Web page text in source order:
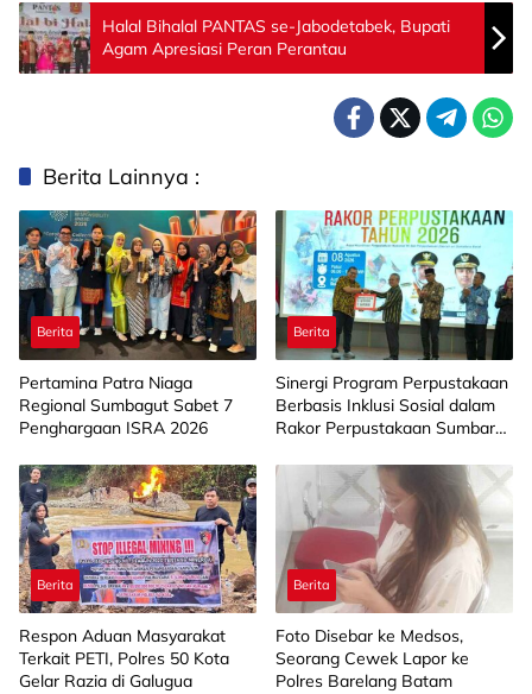
Halal Bihalal PANTAS se-Jabodetabek, Bupati
Agam Apresiasi Peran Perantau
Berita Lainnya :
Berita
Pertamina Patra Niaga
Regional Sumbagut Sabet 7
Penghargaan ISRA 2026
Berita
Sinergi Program Perpustakaan
Berbasis Inklusi Sosial dalam
Rakor Perpustakaan Sumbar
Berita
Respon Aduan Masyarakat
Terkait PETI, Polres 50 Kota
Gelar Razia di Galugua
Berita
Foto Disebar ke Medsos,
Seorang Cewek Lapor ke
Polres Barelang Batam